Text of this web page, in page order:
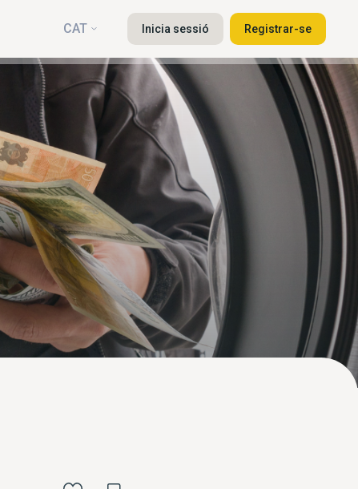
CAT Inicia sessió Registrar-se